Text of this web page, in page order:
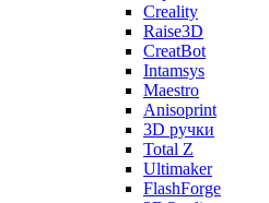
Creality
Raise3D
CreatBot
Intamsys
Maestro
Anisoprint
3D ручки
Total Z
Ultimaker
FlashForge